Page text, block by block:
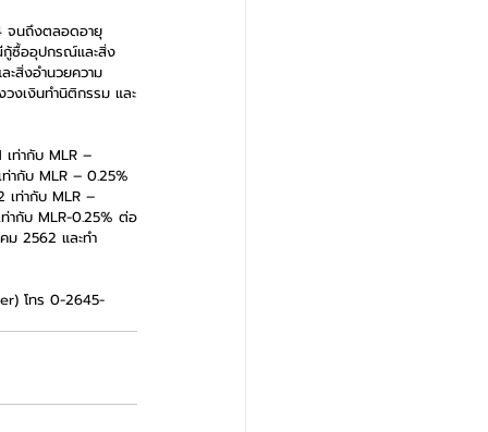
จนถึงตลอดอายุ
ซื้ออุปกรณ์และสิ่ง
สิ่งอำนวยความ
งเงินทำนิติกรรม และ
เท่ากับ MLR –
ากับ MLR – 0.25%
เท่ากับ MLR –
ากับ MLR-0.25% ต่อ
ม 2562 และทำ
โทร 0-2645-